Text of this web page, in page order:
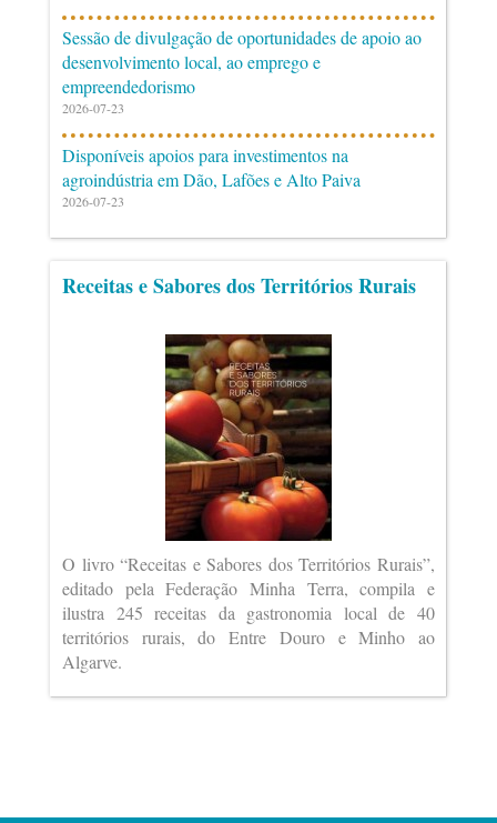
Sessão de divulgação de oportunidades de apoio ao
desenvolvimento local, ao emprego e
empreendedorismo
2026-07-23
Disponíveis apoios para investimentos na
agroindústria em Dão, Lafões e Alto Paiva
2026-07-23
Receitas e Sabores dos Territórios Rurais
O livro “Receitas e Sabores dos Territórios Rurais”,
editado pela Federação Minha Terra, compila e
ilustra 245 receitas da gastronomia local de 40
territórios rurais, do Entre Douro e Minho ao
Algarve.